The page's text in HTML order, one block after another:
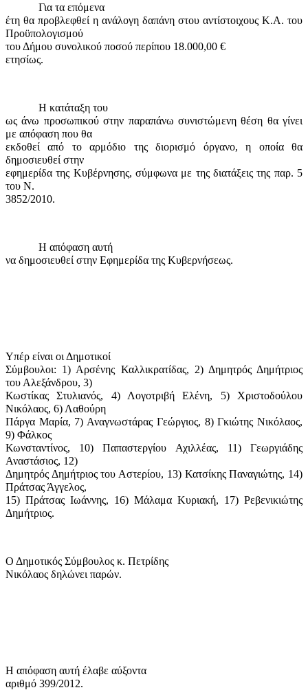
Για τα επόμενα
έτη θα προβλεφθεί η ανάλογη δαπάνη στου αντίστοιχους Κ.Α. του
Προϋπολογισμού
του Δήμου συνολικού ποσού περίπου 18.000,00 €
ετησίως.
Η κατάταξη του
ως άνω προσωπικού στην παραπάνω συνιστώμενη θέση θα γίνει
με απόφαση που θα
εκδοθεί από το αρμόδιο της διορισμό όργανο, η οποία θα
δημοσιευθεί στην
εφημερίδα της Κυβέρνησης, σύμφωνα με της διατάξεις της παρ. 5
του Ν.
3852/2010.
Η απόφαση αυτή
να δημοσιευθεί στην Εφημερίδα της Κυβερνήσεως.
Υπέρ είναι οι Δημοτικοί
Σύμβουλοι: 1) Αρσένης Καλλικρατίδας, 2) Δημητρός Δημήτριος
του Αλεξάνδρου, 3)
Κωστίκας Στυλιανός, 4) Λογοτριβή Ελένη, 5) Χριστοδούλου
Νικόλαος, 6) Λαθούρη
Πάργα Μαρία, 7) Αναγνωστάρας Γεώργιος, 8) Γκιώτης Νικόλαος,
9) Φάλκος
Κωνσταντίνος, 10) Παπαστεργίου Αχιλλέας, 11) Γεωργιάδης
Αναστάσιος, 12)
Δημητρός Δημήτριος του Αστερίου, 13) Κατσίκης Παναγιώτης, 14)
Πράτσας Άγγελος,
15) Πράτσας Ιωάννης, 16) Μάλαμα Κυριακή, 17) Ρεβενικιώτης
Δημήτριος.
Ο Δημοτικός Σύμβουλος κ. Πετρίδης
Νικόλαος δηλώνει παρών.
Η απόφαση αυτή έλαβε αύξοντα
αριθμό 399/2012.